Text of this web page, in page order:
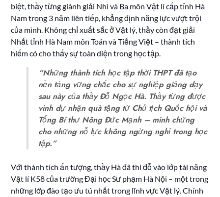
biệt, thầy từng giành giải Nhì và Ba môn Vật lí cấp tỉnh Hà
Nam trong 3 năm liên tiếp, khẳng định năng lực vượt trội
của mình. Không chỉ xuất sắc ở Vật lý, thầy còn đạt giải
Nhất tỉnh Hà Nam môn Toán và Tiếng Việt – thành tích
hiếm có cho thấy sự toàn diện trong học tập.
“Những thành tích học tập thời THPT đã tạo
nền tảng vững chắc cho sự nghiệp giảng dạy
sau này của thầy Đỗ Ngọc Hà. Thầy từng được
vinh dự nhận quà tặng từ Chủ tịch Quốc hội và
Tổng Bí thư Nông Đức Mạnh – minh chứng
cho những nỗ lực không ngừng nghỉ trong học
tập.”
Với thành tích ấn tượng, thầy Hà đã thi đỗ vào lớp tài năng
Vật lí K58 của trường Đại học Sư phạm Hà Nội – một trong
những lớp đào tạo ưu tú nhất trong lĩnh vực Vật lý. Chính